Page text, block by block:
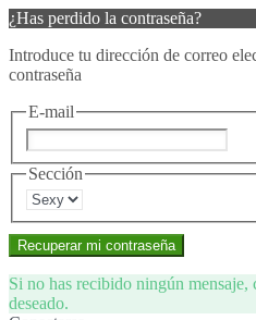
¿Has perdido la contraseña?
Introduce tu dirección de correo
contraseña
E-mail
Sección
Recuperar mi contraseña
Si no has recibido ningún mensaje,
deseado.